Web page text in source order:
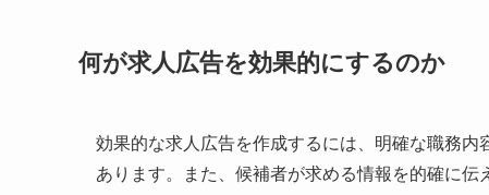
何が求人広告を効果的にするのか
効果的な求人広告を作成するには、明確な職務
あります。また、候補者が求める情報を的確に伝